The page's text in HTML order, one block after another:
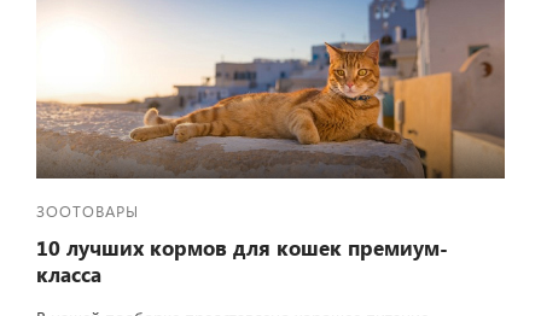
ЗООТОВАРЫ
10 лучших кормов для кошек премиум-
класса